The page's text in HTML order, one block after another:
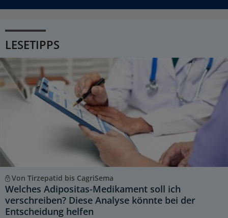
LESETIPPS
Von Tirzepatid bis CagriSema
Welches Adipositas-Medikament soll ich
verschreiben? Diese Analyse könnte bei der
Entscheidung helfen